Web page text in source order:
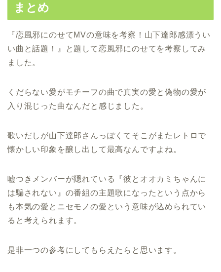
まとめ
『恋風邪にのせてMVの意味を考察！山下達郎感漂うい
い曲と話題！』と題して恋風邪にのせてを考察してみ
ました。
くだらない愛がモチーフの曲で真実の愛と偽物の愛が
入り混じった曲なんだと感じました。
歌いだしが山下達郎さんっぽくてそこがまたレトロで
懐かしい印象を醸し出して最高なんですよね。
嘘つきメンバーが隠れている『彼とオオカミちゃんに
は騙されない』の番組の主題歌になったという点から
も本気の愛とニセモノの愛という意味が込められてい
ると考えられます。
是非一つの参考にしてもらえたらと思います。